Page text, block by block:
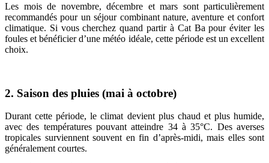
Les mois de novembre, décembre et mars sont particulièrement
recommandés pour un séjour combinant nature, aventure et confort
climatique. Si vous cherchez quand partir à Cat Ba pour éviter les
foules et bénéficier d’une météo idéale, cette période est un excellent
choix.
2. Saison des pluies (mai à octobre)
Durant cette période, le climat devient plus chaud et plus humide,
avec des températures pouvant atteindre 34 à 35°C. Des averses
tropicales surviennent souvent en fin d’après-midi, mais elles sont
généralement courtes.